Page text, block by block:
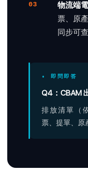
03 物流端
票、原
同步可查
• 即問即答
Q4：CBAM
排放清單（
票、提單、原